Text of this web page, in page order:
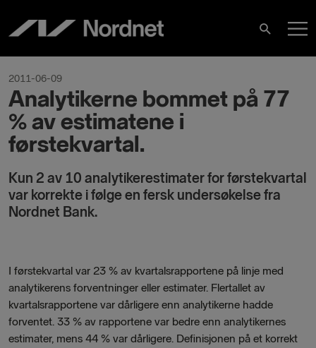
innehåll
Sök
2011-06-09
Analytikerne bommet på 77
% av estimatene i
førstekvartal.
Kun 2 av 10 analytikerestimater for førstekvartal
var korrekte i følge en fersk undersøkelse fra
Nordnet Bank.
I førstekvartal var 23 % av kvartalsrapportene på linje med
analytikerens forventninger eller estimater. Flertallet av
kvartalsrapportene var dårligere enn analytikerne hadde
forventet. 33 % av rapportene var bedre enn analytikernes
estimater, mens 44 % var dårligere. Definisjonen på et korrekt